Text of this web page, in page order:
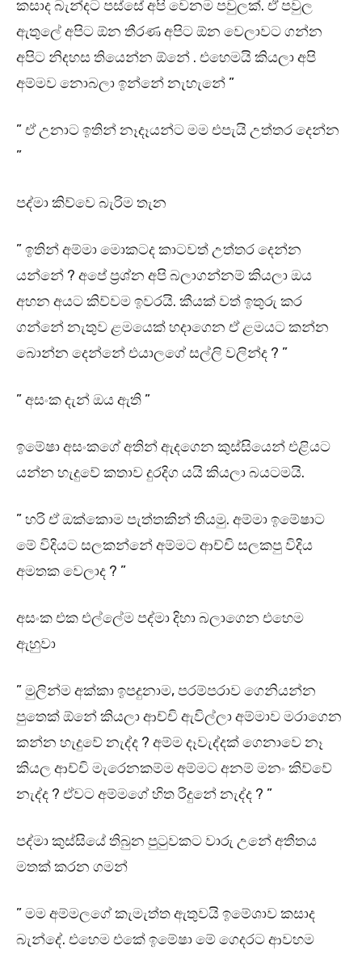
කසාද බැන්දට පස්සේ අපි වෙනම පවුලක්. ඒ පවුල
ඇතුලේ අපිට ඕන තීරණ අපිට ඕන වෙලාවට ගන්න
අපිට නිදහස තියෙන්න ඕනේ . එහෙමයි කියලා අපි
අම්මව නොබලා ඉන්නේ නැහැනේ ”
” ඒ උනාට ඉතින් නෑදෑයන්ට මම එපැයි උත්තර දෙන්න
”
පද්මා කිව්වෙ බැරිම තැන
” ඉතින් අම්මා මොකටද කාටවත් උත්තර දෙන්න
යන්නේ ? අපේ ප්‍රශ්න අපි බලාගන්නම් කියලා ඔය
අහන අයට කිව්වම ඉවරයි. කීයක් වත් ඉතුරු කර
ගන්නේ නැතුව ළමයෙක් හදාගෙන ඒ ළමයට කන්න
බොන්න දෙන්නේ එයාලගේ සල්ලි වලින්ද ? ”
” අසංක දැන් ඔය ඇති ”
ඉමේෂා අසංකගේ අතින් ඇදගෙන කුස්සියෙන් එළියට
යන්න හැදුවේ කතාව දුරදිග යයි කියලා බයටමයි.
” හරි ඒ ඔක්කොම පැත්තකින් තියමු. අම්මා ඉමේෂාට
මේ විදියට සලකන්නේ අම්මට ආච්චි සලකපු විදිය
අමතක වෙලාද ? ”
අසංක එක එල්ලේම පද්මා දිහා බලාගෙන එහෙම
ඇහුවා
” මුලින්ම අක්කා ඉපදුනාම, පරම්පරාව ගෙනියන්න
පුතෙක් ඕනේ කියලා ආච්චි ඇවිල්ලා අම්මාව මරාගෙන
කන්න හැදුවේ නැද්ද ? අම්ම දෑවැද්දක් ගෙනාවෙ නෑ
කියල ආච්චි මැරෙනකම්ම අම්මට අනම් මනං කිව්වේ
නැද්ද ? ඒවට අම්මගේ හිත රිදුනේ නැද්ද ? ”
පද්මා කුස්සියේ තිබුන පුටුවකට වාරු උනේ අතීතය
මතක් කරන ගමන්
” මම අම්මලගේ කැමැත්ත ඇතුවයි ඉමේශාව කසාද
බැන්දේ. එහෙම එකේ ඉමේෂා මේ ගෙදරට ආවහම